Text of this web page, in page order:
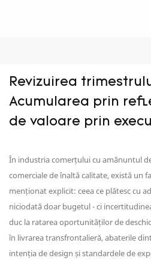
Revizuirea
Acumularea prin
de valoare prin
În industria comerțului cu amănuntul
comerciale de înaltă calitate, există un
menționat explicit: ceea ce plătesc cu
niciodată doar bugetul - ci
duc la ratarea oportunităților de
în livrarea transfrontalieră, abaterile
intenția de design și standardele de